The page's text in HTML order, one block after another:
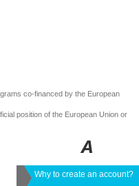
co-financed by the European
position of the European Union or
Why to create an account?